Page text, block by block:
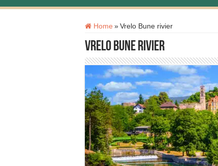
Home »Tag:
Vrelo Bune rivier
Vrelo Bune rivier